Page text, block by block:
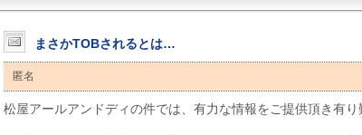
まさかTOBされるとは…
匿名
松屋アールアンドディの件では、有力な情報をご提供頂き有り